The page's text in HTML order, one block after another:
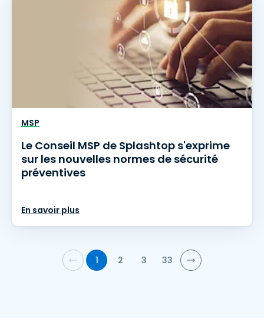
MSP
Le Conseil MSP de Splashtop s'exprime
sur les nouvelles normes de sécurité
préventives
En savoir plus
1 2 3 33